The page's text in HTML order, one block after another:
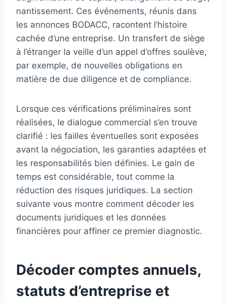
nantissement. Ces événements, réunis dans
les annonces BODACC, racontent l’histoire
cachée d’une entreprise. Un transfert de siège
à l’étranger la veille d’un appel d’offres soulève,
par exemple, de nouvelles obligations en
matière de due diligence et de compliance.
Lorsque ces vérifications préliminaires sont
réalisées, le dialogue commercial s’en trouve
clarifié : les failles éventuelles sont exposées
avant la négociation, les garanties adaptées et
les responsabilités bien définies. Le gain de
temps est considérable, tout comme la
réduction des risques juridiques. La section
suivante vous montre comment décoder les
documents juridiques et les données
financières pour affiner ce premier diagnostic.
Décoder comptes annuels,
statuts d’entreprise et